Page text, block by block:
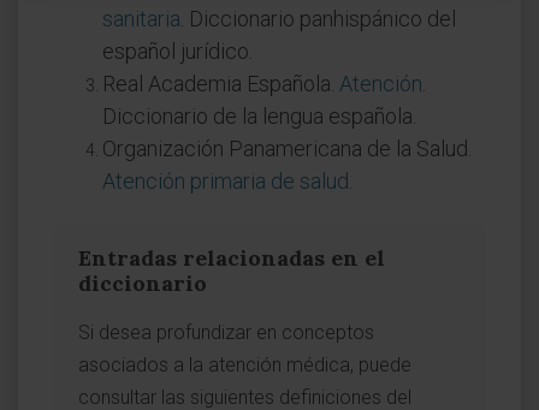
sanitaria . Diccionario panhispánico del
español jurídico.
Real Academia Española. Atención
Diccionario de la lengua española.
Organización Panamericana de la Salud.
Atención primaria de salud
Entradas relacionadas en el
diccionario
Si desea profundizar en conceptos
asociados a la atención médica, puede
consultar las siguientes definiciones del